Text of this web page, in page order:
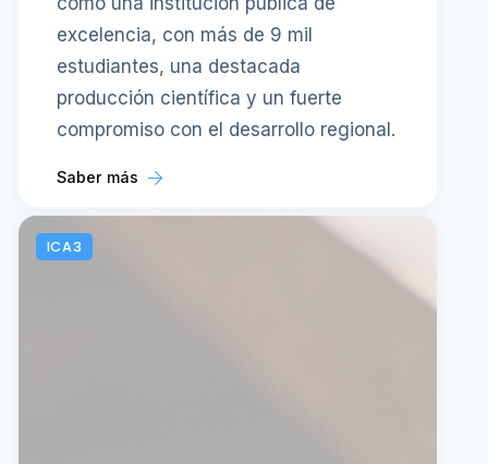
excelencia, con más de 9 mil
estudiantes, una destacada
producción científica y un fuerte
compromiso con el desarrollo regional.
Saber más
ICA3